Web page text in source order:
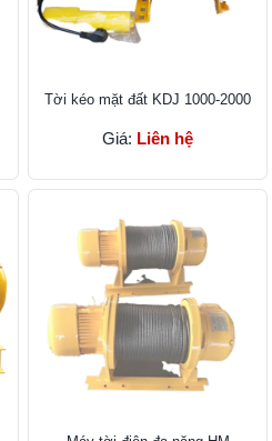
Tời kéo mặt đất KDJ 1000-2000
Giá: Liên hệ